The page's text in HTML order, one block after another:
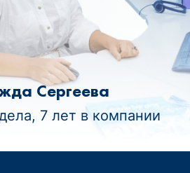
Сергеева
7 лет в компании